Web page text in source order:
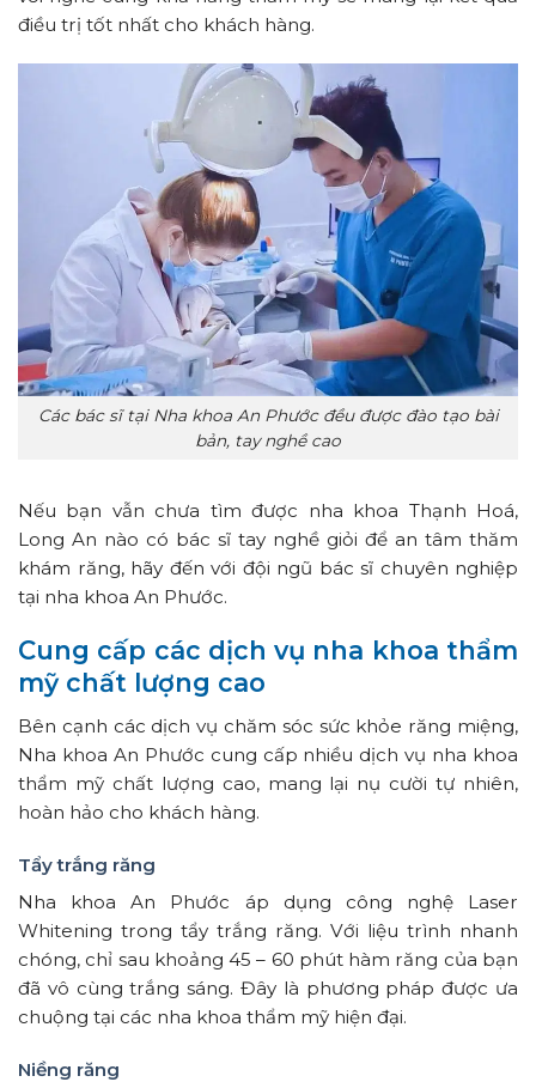
điều trị tốt nhất cho khách hàng.
Các bác sĩ tại Nha khoa An Phước đều được đào tạo bài
bản, tay nghề cao
Nếu bạn vẫn chưa tìm được nha khoa Thạnh Hoá,
Long An nào có bác sĩ tay nghề giỏi để an tâm thăm
khám răng, hãy đến với đội ngũ bác sĩ chuyên nghiệp
tại nha khoa An Phước.
Cung cấp các dịch vụ nha khoa thẩm
mỹ chất lượng cao
Bên cạnh các dịch vụ chăm sóc sức khỏe răng miệng,
Nha khoa An Phước cung cấp nhiều dịch vụ nha khoa
thẩm mỹ chất lượng cao, mang lại nụ cười tự nhiên,
hoàn hảo cho khách hàng.
Tẩy trắng răng
Nha khoa An Phước áp dụng công nghệ Laser
Whitening trong tẩy trắng răng. Với liệu trình nhanh
chóng, chỉ sau khoảng 45 – 60 phút hàm răng của bạn
đã vô cùng trắng sáng. Đây là phương pháp được ưa
chuộng tại các nha khoa thẩm mỹ hiện đại.
Niềng răng